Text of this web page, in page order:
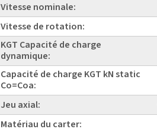
Vitesse nominale:
Vitesse de rotation:
KGT Capacité de charge
dynamique:
Capacité de charge KGT kN static
Co=Coa:
Jeu axial:
Matériau du carter: